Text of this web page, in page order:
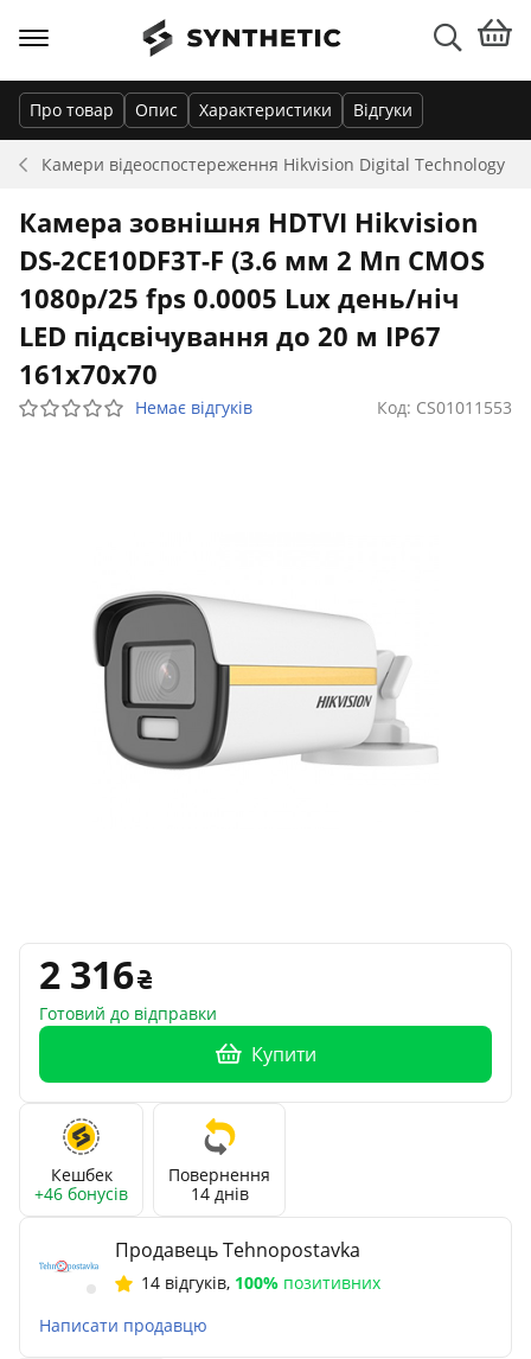
Камери відеоспостереження Hikvision Digital Technology
Про товар Опис Характеристики Відгуки
Камера зовнішня HDTVI Hikvision
DS-2CE10DF3T-F (3.6 мм 2 Мп CMOS
1080p/25 fps 0.0005 Lux день/ніч
LED підсвічування до 20 м IP67
161х70х70
Немає відгуків Код: CS01011553
2 316
Готовий до відправки
Купити
Кешбек
+46 бонусів
Повернення
14 днів
Продавець Tehnopostavka
14 відгуків, 100% позитивних
Написати продавцю